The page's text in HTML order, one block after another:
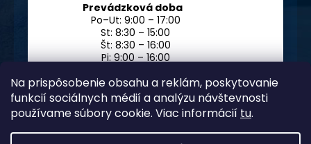
Na prispôsobenie obsahu a reklám, poskytovanie
funkcií sociálnych médií a analýzu návštevnosti
používame súbory cookie. Viac informácií tu.
Prevádzková doba
Po–Ut: 9:00 – 17:00
St: 8:30 – 15:00
Št: 8:30 – 16:00
Pi: 9:00 – 16:00